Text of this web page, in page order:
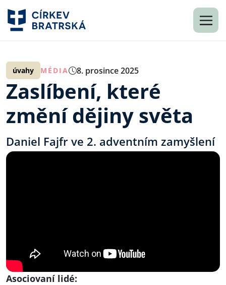
úvahy MÉDIA 8. prosince 2025
Zaslíbení, které
změní dějiny světa
Daniel Fajfr ve 2. adventním zamyšlení
Asociovaní lidé: